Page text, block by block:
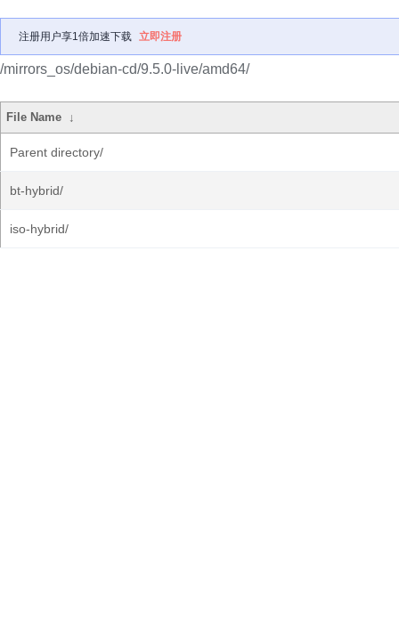
注册用户享1倍加速下载 立即注册
/mirrors_os/debian-cd/9.5.0-live/amd64/
File Name ↓
Parent directory/
bt-hybrid/
iso-hybrid/